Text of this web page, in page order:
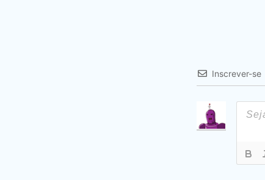
Inscrever-se